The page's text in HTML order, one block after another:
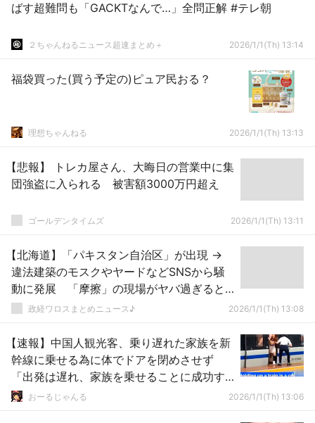
ばす超難問も「GACKTなんで…」全問正解 #テレ朝
２ちゃんねるニュース超速まとめ＋ 2026/1/1(Th) 13:14
福袋買った(買う予定の)ピュア民おる？
理想ちゃんねる 2026/1/1(Th) 13:13
【悲報】 トレカ屋さん、大晦日の営業中に集
団強盗に入られる 被害額3000万円超え
ゴールデンタイムズ 2026/1/1(Th) 13:11
【北海道】「パキスタン自治区」が出現 →
違法建築のモスクやヤードなどSNSから騒
動に発展 「摩擦」の現場がヤバ過ぎると
ネットで話題に → ｗｗｗ
政経ワロスまとめニュース♪ 2026/1/1(Th) 13:08
【速報】中国人観光客、乗り遅れた家族を新
幹線に乗せる為に体でドアを閉めさせず
「出発は遅れ、家族を乗せることに成功す
る」おーるじゃんる 2026/1/1(Th) 13:06